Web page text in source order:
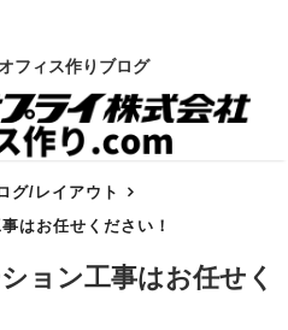
フィス作りブログ
グ/ レイアウト
はお任せください！
ョン工事はお任せく